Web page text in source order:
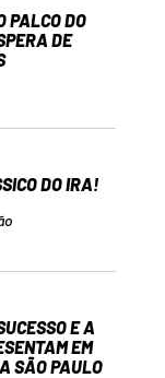
PALCO DO
DE
DO IRA!
E A
EM
SÃO PAULO